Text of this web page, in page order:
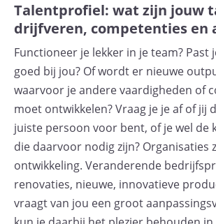
Talentprofiel: wat zijn jouw
drijfveren, competenties en
Functioneer je lekker in je team? Past
goed bij jou? Of wordt er nieuwe
waarvoor je andere vaardigheden of
moet ontwikkelen? Vraag je je af of jij
juiste persoon voor bent, of je wel de
die daarvoor nodig zijn? Organisaties
ontwikkeling. Veranderende
renovaties, nieuwe, innovatieve
vraagt van jou een groot